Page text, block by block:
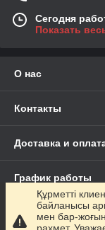
Сегодня
Показать
О нас
Контакты
Доставка и
График работы
Полная версия
Құрметті
байланысы
мен бар-